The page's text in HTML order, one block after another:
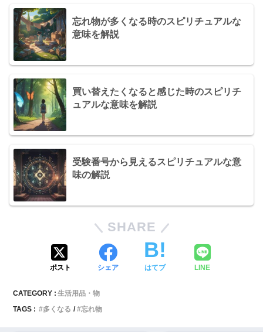
忘れ物が多くなる時のスピリチュアルな
意味を解説
買い替えたくなると感じた時のスピリチ
ュアルな意味を解説
受験番号から見えるスピリチュアルな意
味の解説
SHARE
ポスト シェア はてブ LINE
CATEGORY : 生活用品・物
TAGS :
多くなる 忘れ物